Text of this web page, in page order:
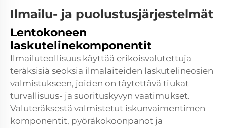
Ilmailu- ja puolustusjärjestelmät
Lentokoneen
laskutelinekomponentit
Ilmailuteollisuus käyttää erikoisvalutettuja
teräksisiä seoksia ilmalaiteiden laskutelineosien
valmistukseen, joiden on täytettävä tiukat
turvallisuus- ja suorituskyvyn vaatimukset.
Valuteräksestä valmistetut iskunvaimentimen
komponentit, pyöräkokoonpanot ja